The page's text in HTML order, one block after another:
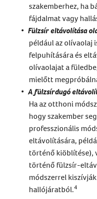
szakemberhez, ha
fájdalmat vagy
Fülzsír eltávolítása
például az olívaolaj
felpuhítására és
olívaolajat a
mielőtt
A fülzsírdugó
Ha az otthoni
hogy szakember
professzionális
eltávolítására,
történő kiöblítése),
történő fülzsír-
módszerrel
hallójáratból.4